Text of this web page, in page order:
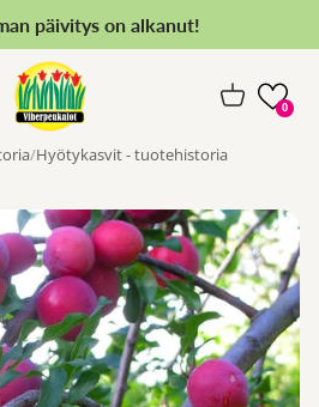
päivitys on alkanut!
Viherpeukalot.fi
Ostoskori
0
Hyötykasvit - tuotehistoria